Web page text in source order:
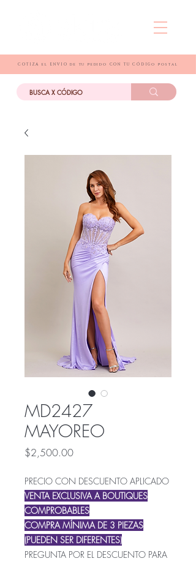
COTIZA el ENVIO de tu pedido CON TU CÓDIGo postal
MD2427
MAYOREO
$2,500.00Precio
PRECIO CON DESCUENTO APLICADO
VENTA EXCLUSIVA A BOUTIQUES
COMPROBABLES
COMPRA MÍNIMA DE 3 PIEZAS
(PUEDEN SER DIFERENTES)
PREGUNTA POR EL DESCUENTO PARA